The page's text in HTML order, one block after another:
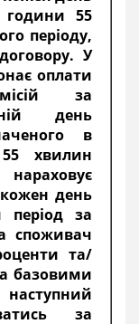
55
періоду,
У
оплати
за
день
в
хвилин
кожен день
період за
споживач
та/
базовими
за